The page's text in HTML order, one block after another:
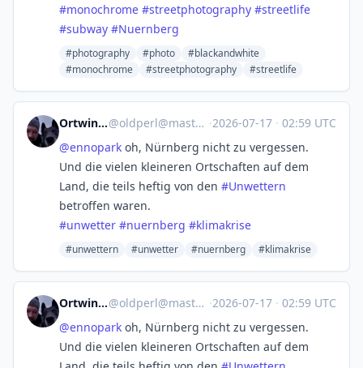
#monochrome #streetphotography #streetlife
#subway #Nuernberg
#photography #photo
#blackandwhite
#monochrome
#streetphotography #streetlife
Ortwin Pinke@oldperl@mastodon.online ·2026-07-17 · 02:59 UTC
@ennopark oh, Nürnberg nicht zu vergessen.
Und die vielen kleineren Ortschaften auf dem
Land, die teils heftig von den #Unwettern
betroffen waren.
#unwetter #nuernberg #klimakrise
#unwettern #unwetter #nuernberg #klimakrise
Ortwin Pinke@oldperl@mastodon.online ·2026-07-17 · 02:59 UTC
@ennopark oh, Nürnberg nicht zu vergessen.
Und die vielen kleineren Ortschaften auf dem